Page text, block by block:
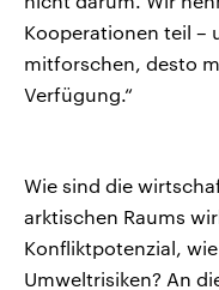
Kooperationen teil –
mitforschen, desto
Verfügung.“
Wie sind die
arktischen Raums
Konfliktpotenzial,
Umweltrisiken? An